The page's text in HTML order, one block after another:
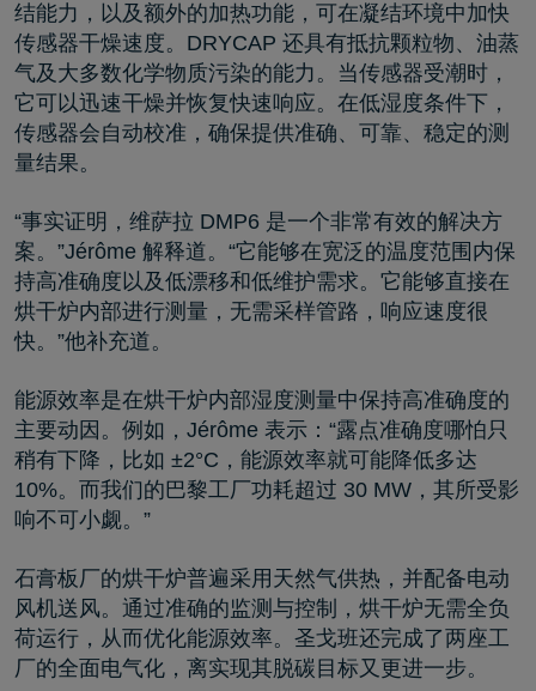
结能力，以及额外的加热功能，可在凝结环境中加快
传感器干燥速度。DRYCAP 还具有抵抗颗粒物、油蒸
气及大多数化学物质污染的能力。当传感器受潮时，
它可以迅速干燥并恢复快速响应。在低湿度条件下，
传感器会自动校准，确保提供准确、可靠、稳定的测
量结果。
“事实证明，维萨拉 DMP6 是一个非常有效的解决方
案。”Jérôme 解释道。“它能够在宽泛的温度范围内保
持高准确度以及低漂移和低维护需求。它能够直接在
烘干炉内部进行测量，无需采样管路，响应速度很
快。”他补充道。
能源效率是在烘干炉内部湿度测量中保持高准确度的
主要动因。例如，Jérôme 表示：“露点准确度哪怕只
稍有下降，比如 ±2°C，能源效率就可能降低多达
10%。而我们的巴黎工厂功耗超过 30 MW，其所受影
响不可小觑。”
石膏板厂的烘干炉普遍采用天然气供热，并配备电动
风机送风。通过准确的监测与控制，烘干炉无需全负
荷运行，从而优化能源效率。圣戈班还完成了两座工
厂的全面电气化，离实现其脱碳目标又更进一步。